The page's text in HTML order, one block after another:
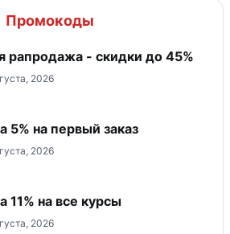
Промокоды
рапродажа - скидки до 45%
2026
5% на первый заказ
2026
11% на все курсы
2026